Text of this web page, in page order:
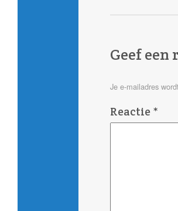
Geef een
Je e-mailadres
Reactie *